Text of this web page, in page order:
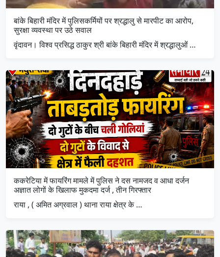
बांके बिहारी मंदिर में पुलिसकर्मियों पर श्रद्धालु से मारपीट का आरोप,
सुरक्षा व्यवस्था पर उठे सवाल
वृंदावन। विश्व प्रसिद्ध ठाकुर श्री बांके बिहारी मंदिर में श्रद्धालुओं …
ककरेटिया में फायरिंग मामले में पुलिस ने दस नामजद व आधा दर्जन
अज्ञात लोगों के खिलाफ मुकदमा दर्ज , तीन गिरफ्तार
राया , ( अमित अग्रवाल ) थाना राया क्षेत्र के …